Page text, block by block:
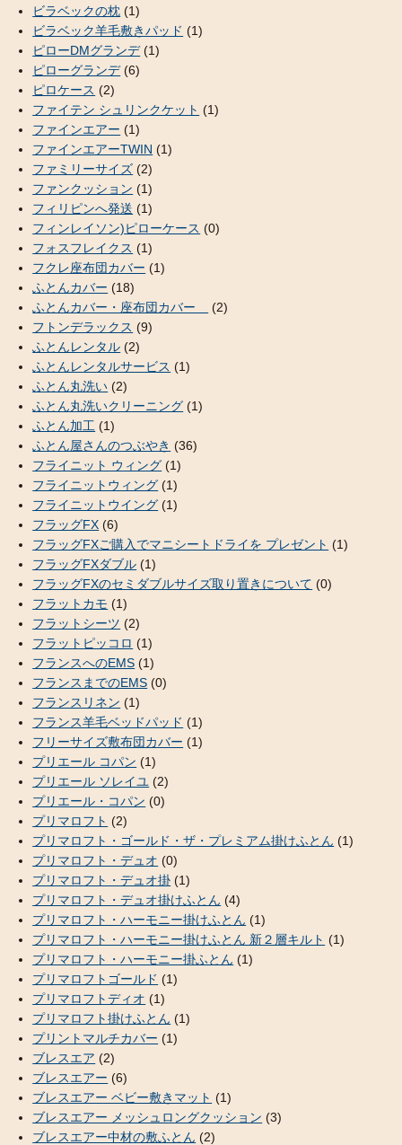
ビラベックの枕 (1)
ビラベック羊毛敷きパッド (1)
ピローDMグランデ(1)
ピローグランデ(6)
ピロケース (2)
ファイテン シュリンクケット (1)
ファインエアー (1)
ファインエアーTWIN (1)
ファミリーサイズ (2)
ファンクッション (1)
フィリピンへ発送 (1)
フィンレイソン)ピローケース (0)
フォスフレイクス (1)
フクレ座布団カバー (1)
ふとんカバー (18)
ふとんカバー・座布団カバー
(2)
フトンデラックス (9)
ふとんレンタル (2)
ふとんレンタルサービス (1)
ふとん丸洗い (2)
ふとん丸洗いクリーニング (1)
ふとん加工 (1)
ふとん屋さんのつぶやき (36)
フライニット ウィング (1)
フライニットウィング (1)
フライニットウイング (1)
フラッグFX (6)
フラッグFXご購入でマニシートドライを プレゼント (1)
フラッグFXダブル (1)
フラッグFXのセミダブルサイズ取り置きについて (0)
フラットカモ (1)
フラットシーツ (2)
フラットピッコロ (1)
フランスへのEMS (1)
フランスまでのEMS (0)
フランスリネン (1)
フランス羊毛ベッドパッド (1)
フリーサイズ敷布団カバー (1)
プリエール コパン (1)
プリエール ソレイユ (2)
プリエール・コパン (0)
プリマロフト (2)
プリマロフト・ゴールド・ザ・プレミアム掛けふとん (1)
プリマロフト・デュオ (0)
プリマロフト・デュオ掛 (1)
プリマロフト・デュオ掛けふとん (4)
プリマロフト・ハーモニー掛けふとん (1)
プリマロフト・ハーモニー掛けふとん 新２層キルト (1)
プリマロフト・ハーモニー掛ふとん (1)
プリマロフトゴールド (1)
プリマロフトディオ (1)
プリマロフト掛けふとん (1)
プリントマルチカバー (1)
ブレスエア (2)
ブレスエアー (6)
ブレスエアー ベビー敷きマット (1)
ブレスエアー メッシュロングクッション (3)
ブレスエアー中材の敷ふとん (2)